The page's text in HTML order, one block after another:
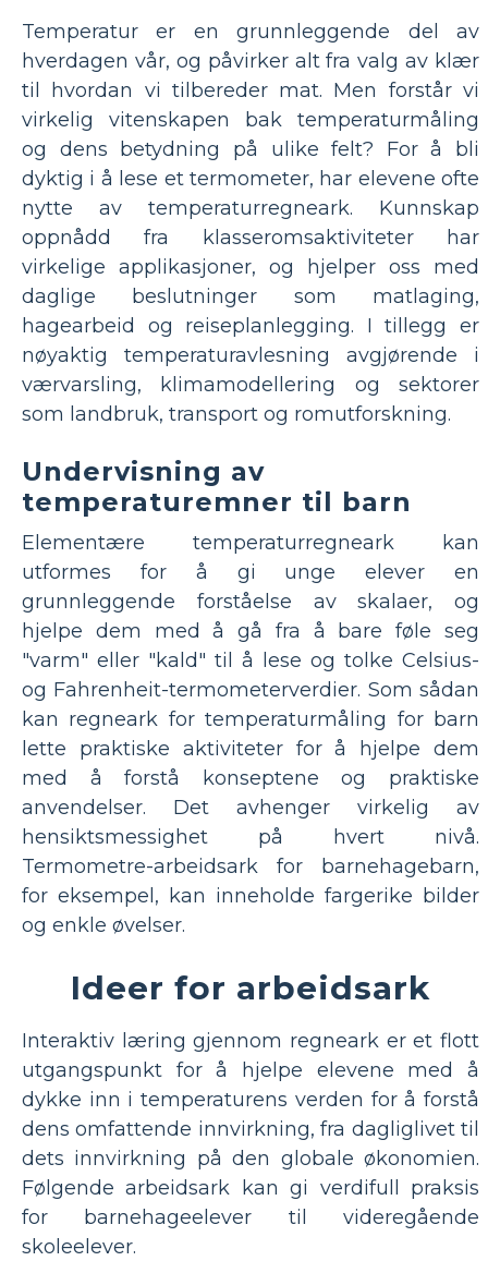
Temperatur er en grunnleggende del av
hverdagen vår, og påvirker alt fra valg av klær
til hvordan vi tilbereder mat. Men forstår vi
virkelig vitenskapen bak temperaturmåling
og dens betydning på ulike felt? For å bli
dyktig i å lese et termometer, har elevene ofte
nytte av temperaturregneark. Kunnskap
oppnådd fra klasseromsaktiviteter har
virkelige applikasjoner, og hjelper oss med
daglige beslutninger som matlaging,
hagearbeid og reiseplanlegging. I tillegg er
nøyaktig temperaturavlesning avgjørende i
værvarsling, klimamodellering og sektorer
som landbruk, transport og romutforskning.
Undervisning av
temperaturemner til barn
Elementære temperaturregneark kan
utformes for å gi unge elever en
grunnleggende forståelse av skalaer, og
hjelpe dem med å gå fra å bare føle seg
"varm" eller "kald" til å lese og tolke Celsius-
og Fahrenheit-termometerverdier. Som sådan
kan regneark for temperaturmåling for barn
lette praktiske aktiviteter for å hjelpe dem
med å forstå konseptene og praktiske
anvendelser. Det avhenger virkelig av
hensiktsmessighet på hvert nivå.
Termometre-arbeidsark for barnehagebarn,
for eksempel, kan inneholde fargerike bilder
og enkle øvelser.
Ideer for arbeidsark
Interaktiv læring gjennom regneark er et flott
utgangspunkt for å hjelpe elevene med å
dykke inn i temperaturens verden for å forstå
dens omfattende innvirkning, fra dagliglivet til
dets innvirkning på den globale økonomien.
Følgende arbeidsark kan gi verdifull praksis
for barnehageelever til videregående
skoleelever.